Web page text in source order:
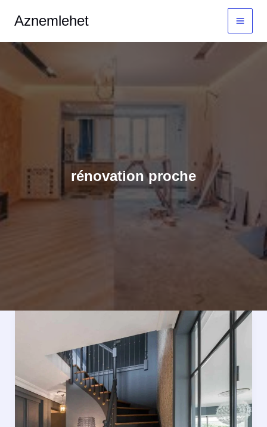
contenu
Aznemlehet
rénovation proche